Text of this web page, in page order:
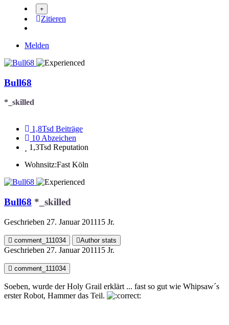
Zitieren
Melden
Bull68
*_skilled
1,8Tsd Beiträge
10 Abzeichen
1,3Tsd Reputation
Wohnsitz:Fast Köln
Bull68 *_skilled
Geschrieben 27. Januar 201115 Jr.
comment_111034 Author stats
Geschrieben 27. Januar 201115 Jr.
comment_111034
Soeben, wurde der Holy Grail erklärt ... fast so gut wie Whipsaw´s
erster Robot, Hammer das Teil.